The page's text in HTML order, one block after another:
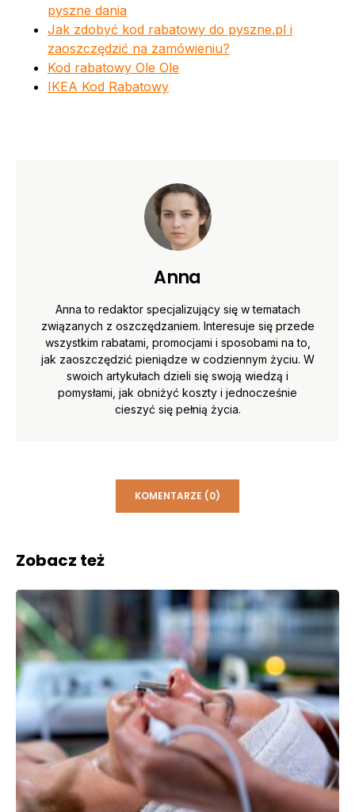
pyszne dania
Jak zdobyć kod rabatowy do pyszne.pl i
zaoszczędzić na zamówieniu?
Kod rabatowy Ole Ole
IKEA Kod Rabatowy
Anna
Anna to redaktor specjalizujący się w tematach
związanych z oszczędzaniem. Interesuje się przede
wszystkim rabatami, promocjami i sposobami na to,
jak zaoszczędzić pieniądze w codziennym życiu. W
swoich artykułach dzieli się swoją wiedzą i
pomysłami, jak obniżyć koszty i jednocześnie
cieszyć się pełnią życia.
KOMENTARZE (0)
Zobacz też